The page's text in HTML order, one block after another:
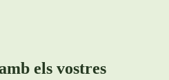
els vostres